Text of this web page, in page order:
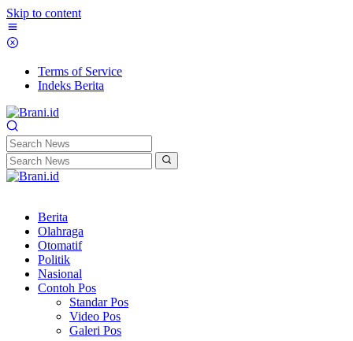
Skip to content
Terms of Service
Indeks Berita
Berita
Olahraga
Otomatif
Politik
Nasional
Contoh Pos
Standar Pos
Video Pos
Galeri Pos